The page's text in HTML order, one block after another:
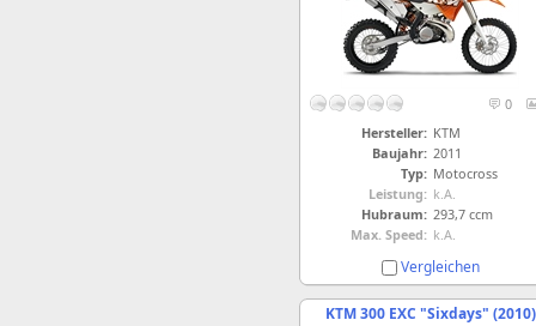
0
Hersteller: KTM
Baujahr: 2011
Typ: Motocross
Leistung: k.A.
Hubraum: 293,7 ccm
Max. Speed: k.A.
Vergleichen
KTM 300 EXC "Sixdays" (2010)